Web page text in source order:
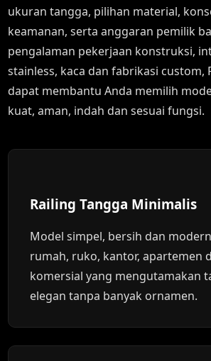
ukuran tangga, pilihan material,
keamanan, serta anggaran pemilik
pengalaman pekerjaan konstruksi,
stainless, kaca dan fabrikasi custom,
dapat membantu Anda memilih
kuat, aman, indah dan sesuai fungsi.
Railing Tangga Minimalis
Model simpel, bersih dan
rumah, ruko, kantor, apartemen
komersial yang mengutamakan
elegan tanpa banyak ornamen.